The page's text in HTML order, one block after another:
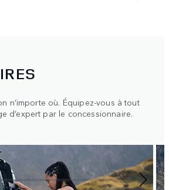
n’importe où. Équipez-vous à tout
d’expert par le concessionnaire.